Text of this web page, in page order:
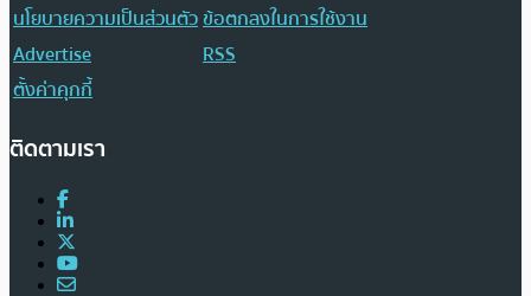
นโยบายความเป็นส่วนตัวข้อตกลงในการใช้งาน
Advertise
RSS
ตั้งค่าคุกกี้
ติดตามเรา